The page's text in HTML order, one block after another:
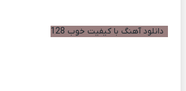
دانلود آهنگ با کیفیت خوب 128